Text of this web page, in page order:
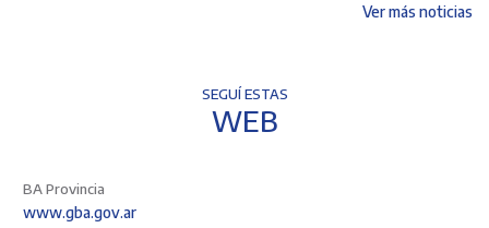
Ver más noticias
SEGUÍ ESTAS
WEB
BA Provincia
www.gba.gov.ar